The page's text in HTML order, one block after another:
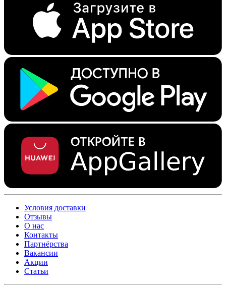
Условия доставки
Отзывы
О нас
Контакты
Партнёрства
Вакансии
Акции
Статьи